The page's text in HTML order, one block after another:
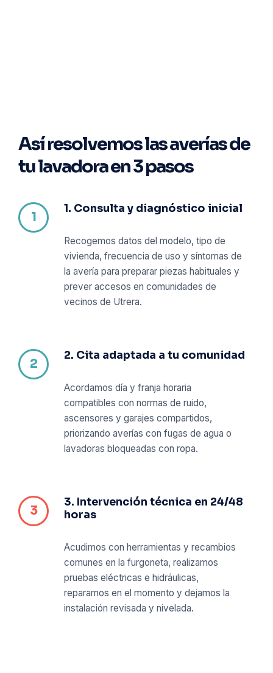
Así resolvemos las averías de
tu lavadora en 3 pasos
1. Consulta y diagnóstico inicial
Recogemos datos del modelo, tipo de
vivienda, frecuencia de uso y síntomas de
la avería para preparar piezas habituales y
prever accesos en comunidades de
vecinos de Utrera.
2. Cita adaptada a tu comunidad
Acordamos día y franja horaria
compatibles con normas de ruido,
ascensores y garajes compartidos,
priorizando averías con fugas de agua o
lavadoras bloqueadas con ropa.
3. Intervención técnica en 24/48
horas
Acudimos con herramientas y recambios
comunes en la furgoneta, realizamos
pruebas eléctricas e hidráulicas,
reparamos en el momento y dejamos la
instalación revisada y nivelada.